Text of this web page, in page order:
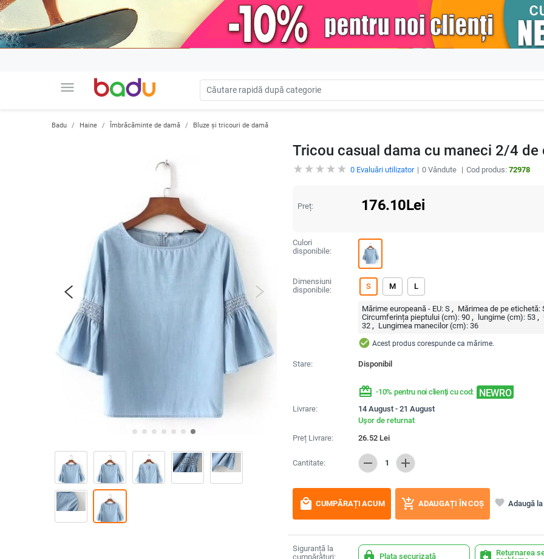
menu
Badu Haine Îmbrăcăminte de damă Bluze și tricouri de damă
Tricou casual dama cu maneci 2/4 de
0Evaluări utilizator 0Vândute Cod produs: 72978
Preț: 176.10Lei
Culori
disponibile:
Dimensiuni
disponibile:
S M L
Mărime europeană - EU: S Mărimea de pe etichetă:
Circumferința pieptului (cm): 90 lungime (cm): 53
32
Lungimea manecilor (cm): 36
check_circle Acest produs corespunde ca mărime.
Stare: Disponibil
redeem -10% pentru noi clienți cu cod: NEWRO
Livrare:
14 August - 21 August
Ușor de returnat
Preț Livrare:
26.52Lei
Cantitate: remove 1 add
local_mall CUMPĂRAȚI ACUM add_shopping_cart ADAUGAȚI ÎN COȘ favorite Adaugă
Siguranță la
cumpărături:
Plata securizată
Returnarea